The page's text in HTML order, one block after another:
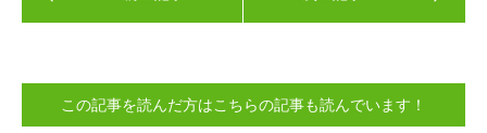
この記事を読んだ方はこちらの記事も読んでいます！